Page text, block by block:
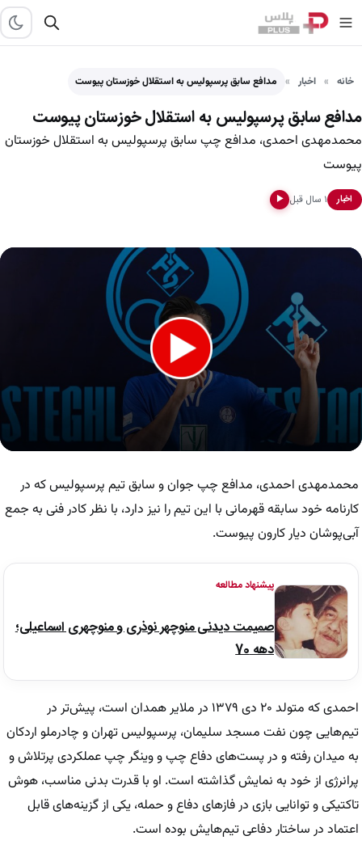
خانه اخبار مدافع سابق پرسپولیس به استقلال خوزستان پیوست
مدافع سابق پرسپولیس به استقلال خوزستان پیوست
محمدمهدی احمدی، مدافع چپ سابق پرسپولیس به استقلال خوزستان
پیوست
اخبار ۱ سال قبل ▶
seconds
محمدمهدی احمدی، مدافع چپ جوان و سابق تیم پرسپولیس که در
کارنامه خود سابقه قهرمانی با این تیم را نیز دارد، با نظر کادر فنی به جمع
آبی‌پوشان دیار کارون پیوست.
پیشنهاد مطالعه
صمیمت دیدنی منوچهر نوذری و منوچهری اسماعیلی؛
دهه 70
احمدی که متولد ۲۰ دی ۱۳۷۹ در ملایر همدان است، پیش‌تر در
تیم‌هایی چون نفت مسجد سلیمان، پرسپولیس تهران و چادرملو اردکان
به میدان رفته و در پست‌های دفاع چپ و وینگر چپ عملکردی پرتلاش و
پرانرژی از خود به نمایش گذاشته است. او با قدرت بدنی مناسب، هوش
تاکتیکی و توانایی بازی در فازهای دفاع و حمله، یکی از گزینه‌های قابل
اعتماد در ساختار دفاعی تیم‌هایش بوده است.